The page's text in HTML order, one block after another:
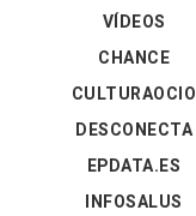
VÍDEOS
CHANCE
CULTURAOCIO
DESCONECTA
EPDATA.ES
INFOSALUS